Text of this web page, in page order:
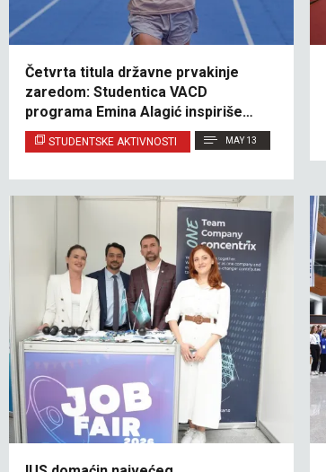
Četvrta titula državne prvakinje
zaredom: Studentica VACD
programa Emina Alagić inspiriše
predanošću i uspjehom
STUDENTSKE AKTIVNOSTI MAY 13